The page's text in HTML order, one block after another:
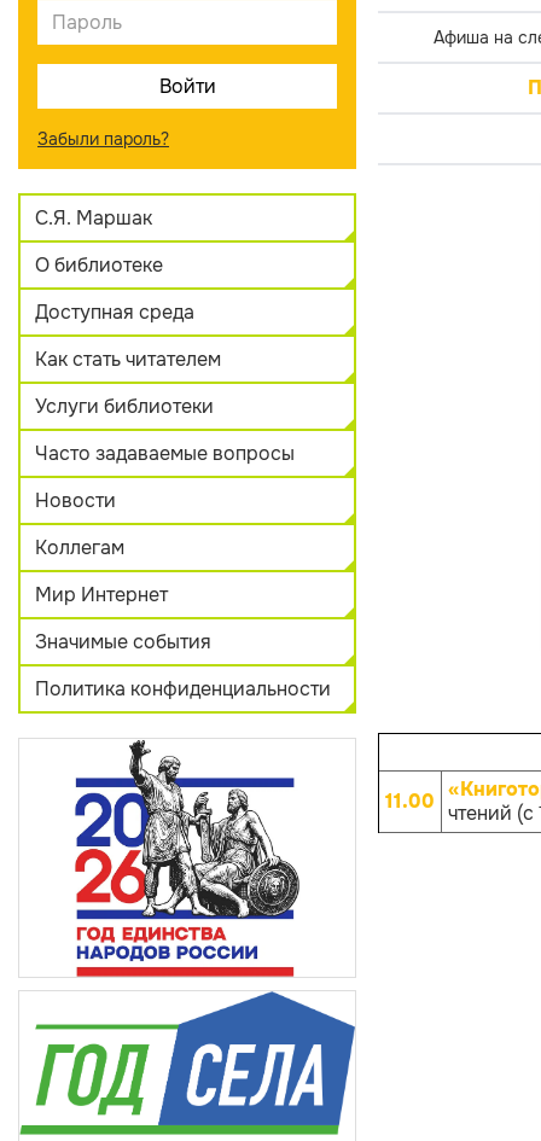
Забыли пароль?
С.Я. Маршак
О библиотеке
Доступная среда
Как стать читателем
Услуги библиотеки
Часто задаваемые вопросы
Новости
Коллегам
Мир Интернет
Значимые события
Политика конфиденциальности
Афиша на
11.00 чтений (с